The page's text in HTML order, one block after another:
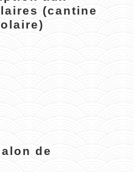
(cantine
de